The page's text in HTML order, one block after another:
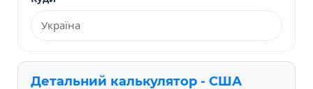
Детальний калькулятор - США